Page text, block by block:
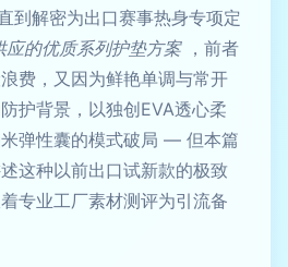
到解密为出口赛事热身专项定
应的优质系列护垫方案，前者
费，又因为鲜艳单调与常开
护背景，以独创EVA透心柔
弹性囊的模式破局 — 但本篇
这种以前出口试新款的极致
专业工厂素材测评为引流备